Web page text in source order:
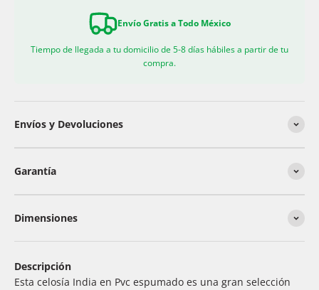
Envío Gratis a Todo México
Tiempo de llegada a tu domicilio de 5-8 días hábiles a partir de tu
compra.
Envíos y Devoluciones
Garantía
Dimensiones
Descripción
Esta celosía India en Pvc espumado es una gran selección